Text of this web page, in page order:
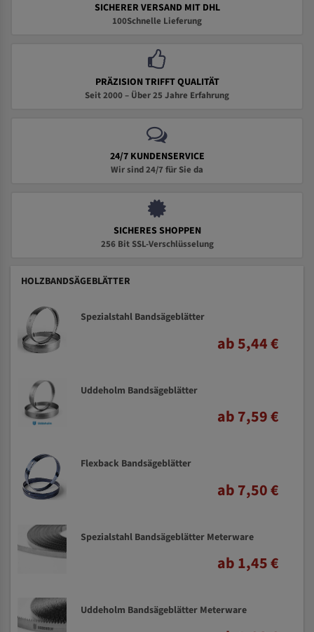
SICHERER VERSAND MIT DHL
100Schnelle Lieferung
PRÄZISION TRIFFT QUALITÄT
Seit 2000 – Über 25 Jahre Erfahrung
24/7 KUNDENSERVICE
Wir sind 24/7 für Sie da
SICHERES SHOPPEN
256 Bit SSL-Verschlüsselung
HOLZBANDSÄGEBLÄTTER
Spezialstahl Bandsägeblätter
ab 5,44 €
Uddeholm Bandsägeblätter
ab 7,59 €
Flexback Bandsägeblätter
ab 7,50 €
Spezialstahl Bandsägeblätter Meterware
ab 1,45 €
Uddeholm Bandsägeblätter Meterware